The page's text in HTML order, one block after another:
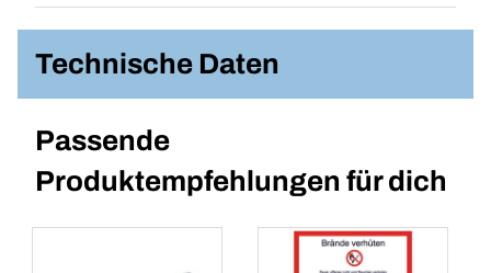
Technische Daten
Passende
Produktempfehlungen für dich